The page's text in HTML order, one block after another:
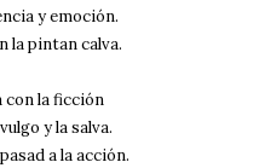
y emoción.
la pintan calva.
con la ficción
y la salva.
a la acción.